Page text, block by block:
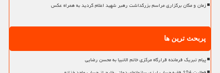
زمان و مکان برگزاری مراسم بزرگداشت رهبر شهید اعلام گردید به همراه عکس
پربحث ترین ها
پیام تبریک فرمانده قرارگاه مرکزی خاتم الانبیا به محسن رضایی